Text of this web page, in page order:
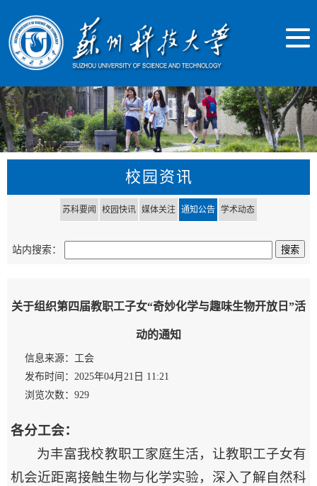
校园资讯
苏科要闻 校园快讯 媒体关注 通知公告 学术动态
站内搜索：
关于组织第四届教职工子女“奇妙化学与趣味生物开放日”活
动的通知
信息来源：工会
发布时间：2025年04月21日 11:21
浏览次数： 929
各分工会：
为丰富我校教职工家庭生活，让教职工子女有
机会近距离接触生物与化学实验，深入了解自然科